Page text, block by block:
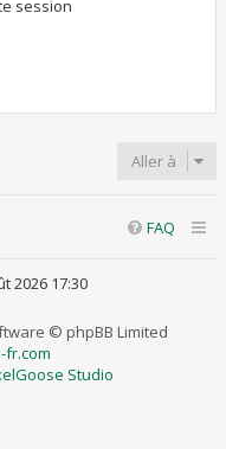
session
Aller à
FAQ
2026 17:30
© phpBB Limited
fr.com
Studio